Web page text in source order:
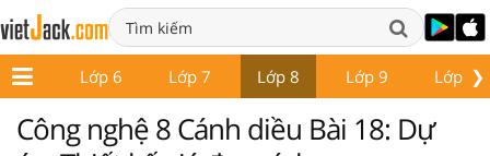
❯
5 Lớp 6 Lớp 7 Lớp 8 Lớp 9 Lớp 10
Công nghệ 8 Cánh diều Bài 18: Dự